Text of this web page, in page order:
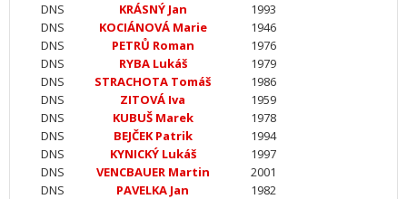
DNS KRÁSNÝ Jan
1993
DNS
KOCIÁNOVÁ Marie
1946
DNS
PETRŮ Roman
1976
DNS
RYBA Lukáš
1979
DNS
STRACHOTA Tomáš
1986
DNS
ZITOVÁ Iva
1959
DNS
KUBUŠ Marek
1978
DNS
BEJČEK Patrik
1994
DNS
KYNICKÝ Lukáš
1997
DNS
VENCBAUER Martin
2001
DNS
PAVELKA Jan
1982